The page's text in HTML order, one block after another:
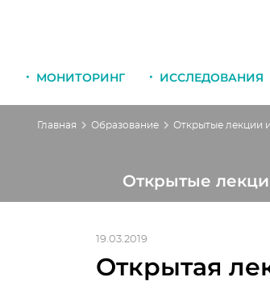
МОНИТОРИНГ ИССЛЕДОВАНИЯ
Главная Образование
Открытые
19.03.2019
Открытая